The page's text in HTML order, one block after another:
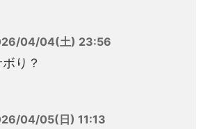
04/04(土) 23:56
り？
04/05(日) 11:13